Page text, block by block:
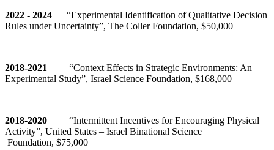
2022 - 2024 “Experimental Identification of Qualitative Decision
Rules under Uncertainty”, The Coller Foundation, $50,000
2018-2021 “Context Effects in Strategic Environments: An
Experimental Study”, Israel Science Foundation, $168,000
2018-2020
“Intermittent Incentives for Encouraging Physical
Activity”, United States – Israel Binational Science
Foundation, $75,000